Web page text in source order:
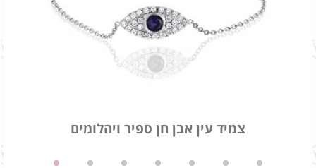
צמיד עין אבן חן ספיר ויהלומים